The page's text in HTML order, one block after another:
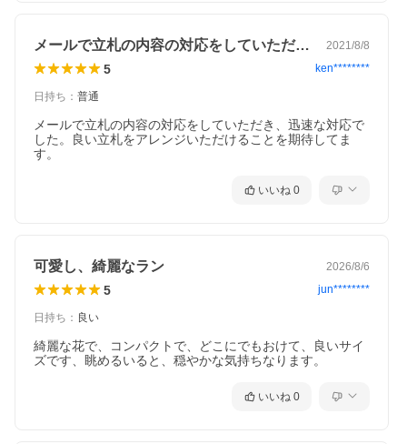
メールで立札の内容の対応をしていただき… 2021/8/8
5 ken********
日持ち ： 普通
メールで立札の内容の対応をしていただき、迅速な対応で
した。良い立札をアレンジいただけることを期待してま
す。
いいね 0
可愛し、綺麗なラン 2026/8/6
5 jun********
日持ち ： 良い
綺麗な花で、コンパクトで、どこにでもおけて、良いサイ
ズです、眺めるいると、穏やかな気持ちなります。
いいね 0